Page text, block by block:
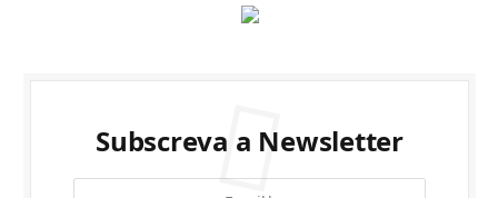
Subscreva a Newsletter